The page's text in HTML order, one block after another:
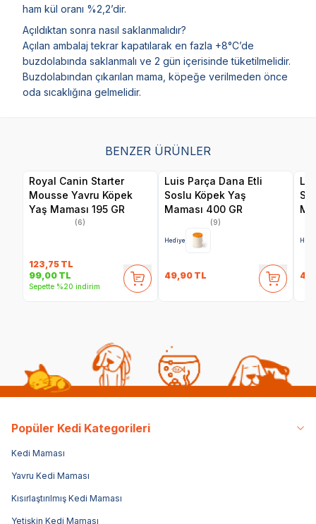
ham kül oranı %2,2’dir.
Açıldıktan sonra nasıl saklanmalıdır?
Açılan ambalaj tekrar kapatılarak en fazla +8°C’de
buzdolabında saklanmalı ve 2 gün içerisinde tüketilmelidir.
Buzdolabından çıkarılan mama, köpeğe verilmeden önce
oda sıcaklığına gelmelidir.
BENZER ÜRÜNLER
Royal Canin Starter
Mousse Yavru Köpek
Yaş Maması 195 GR
(6)
123,75 TL
99,00 TL
Sepette %20 indirim
Luis Parça Dana Etli
Soslu Köpek Yaş
Maması 400 GR
(9)
Hediye
49,90 TL
Popüler Kedi Kategorileri
Kedi Maması
Yavru Kedi Maması
Kısırlaştırılmış Kedi Maması
Yetişkin Kedi Maması